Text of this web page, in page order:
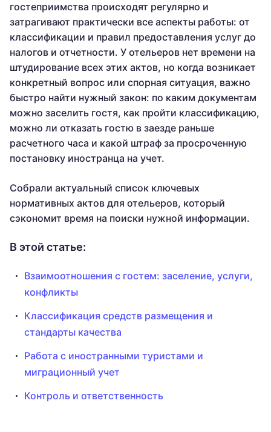
гостеприимства происходят регулярно и
затрагивают практически все аспекты работы: от
классификации и правил предоставления услуг до
налогов и отчетности. У отельеров нет времени на
штудирование всех этих актов, но когда возникает
конкретный вопрос или спорная ситуация, важно
быстро найти нужный закон: по каким документам
можно заселить гостя, как пройти классификацию,
можно ли отказать гостю в заезде раньше
расчетного часа и какой штраф за просроченную
постановку иностранца на учет.
Собрали актуальный список ключевых
нормативных актов для отельеров, который
сэкономит время на поиски нужной информации.
В этой статье:
Взаимоотношения с гостем: заселение, услуги,
конфликты
Классификация средств размещения и
стандарты качества
Работа с иностранными туристами и
миграционный учет
Контроль и ответственность